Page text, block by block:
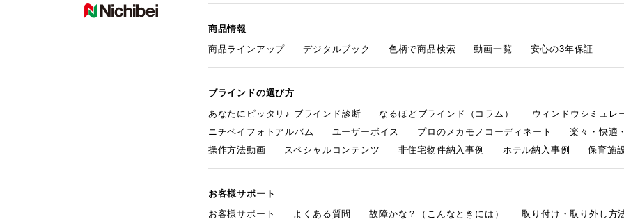
商品情報
商品ラインアップ
デジタルブック 色柄で商品検索 動画一覧 安心の3年保証
ブラインドの選び方
あなたにピッタリ♪ ブラインド診断
なるほどブラインド（コラム）
ウィンドウシミュレ
ニチベイフォトアルバム
ユーザーボイス プロのメカモノコーディネート
楽々・快適
操作方法動画
スペシャルコンテンツ 非住宅物件納入事例 ホテル納入事例 保育施
お客様サポート
お客様サポート
よくある質問 故障かな？（こんなときには）
取り付け・取り外し方